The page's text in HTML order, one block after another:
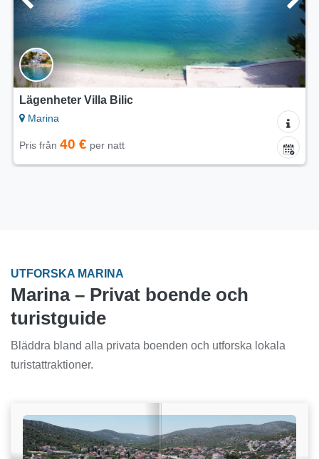
Lägenheter Villa Bilic
Marina
Pris från 40 € per natt
UTFORSKA MARINA
Marina – Privat boende och
turistguide
Bläddra bland alla privata boenden och utforska lokala
turistattraktioner.